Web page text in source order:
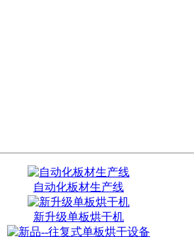
自动化板材生产线
新升级单板烘干机